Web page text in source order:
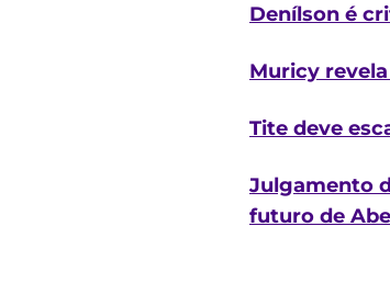
Denílson é
Muricy
Tite deve
Julgamento
futuro de